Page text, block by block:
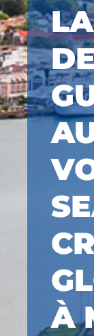
LA
À